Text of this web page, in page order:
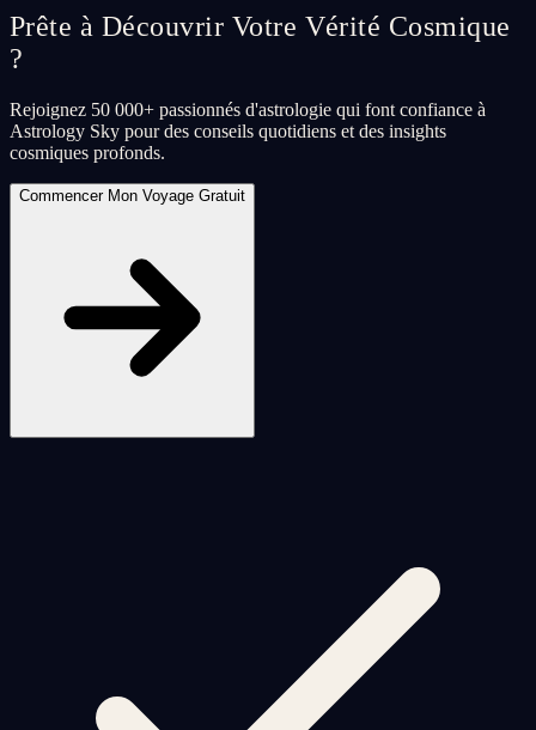
Prête à Découvrir Votre Vérité Cosmique
?
Rejoignez 50 000+ passionnés d'astrologie qui font confiance à
Astrology Sky pour des conseils quotidiens et des insights
cosmiques profonds.
Commencer Mon Voyage Gratuit